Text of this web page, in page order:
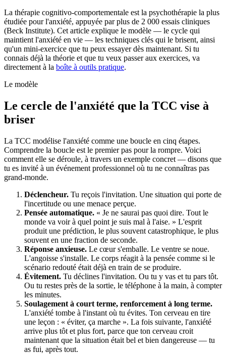
La thérapie cognitivo-comportementale est la psychothérapie la plus
étudiée pour l'anxiété, appuyée par plus de 2 000 essais cliniques
(Beck Institute). Cet article explique le modèle — le cycle qui
maintient l'anxiété en vie — les techniques clés qui le brisent, ainsi
qu'un mini-exercice que tu peux essayer dès maintenant. Si tu
connais déjà la théorie et que tu veux passer aux exercices, va
directement à la boîte à outils pratique.
Le modèle
Le cercle de l'anxiété que la TCC vise à
briser
La TCC modélise l'anxiété comme une boucle en cinq étapes.
Comprendre la boucle est le premier pas pour la rompre. Voici
comment elle se déroule, à travers un exemple concret — disons que
tu es invité à un événement professionnel où tu ne connaîtras pas
grand-monde.
Déclencheur. Tu reçois l'invitation. Une situation qui porte de
l'incertitude ou une menace perçue.
Pensée automatique. « Je ne saurai pas quoi dire. Tout le
monde va voir à quel point je suis mal à l'aise. » L'esprit
produit une prédiction, le plus souvent catastrophique, le plus
souvent en une fraction de seconde.
Réponse anxieuse. Le cœur s'emballe. Le ventre se noue.
L'angoisse s'installe. Le corps réagit à la pensée comme si le
scénario redouté était déjà en train de se produire.
Évitement. Tu déclines l'invitation. Ou tu y vas et tu pars tôt.
Ou tu restes près de la sortie, le téléphone à la main, à compter
les minutes.
Soulagement à court terme, renforcement à long terme.
L'anxiété tombe à l'instant où tu évites. Ton cerveau en tire
une leçon : « éviter, ça marche ». La fois suivante, l'anxiété
arrive plus tôt et plus fort, parce que ton cerveau croit
maintenant que la situation était bel et bien dangereuse — tu
as fui, après tout.